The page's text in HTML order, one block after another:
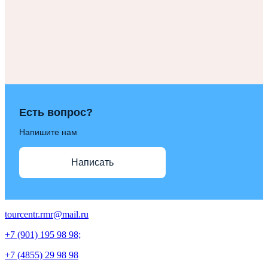
Есть вопрос?
Напишите нам
Написать
tourcentr.rmr@mail.ru
+7 (901) 195 98 98;
+7 (4855) 29 98 98